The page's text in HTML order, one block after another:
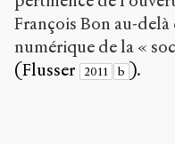
François Bon au-
numérique de la «
(Flusser 2011 b ).